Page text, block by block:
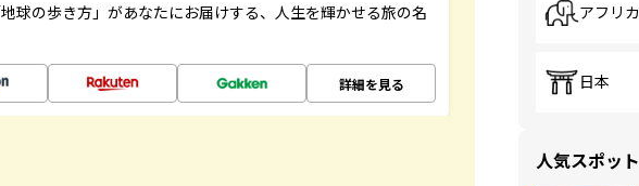
球の歩き方」があなたにお届けする、人生を輝かせる旅の名
詳細を見る
アフリカ
日本
人気スポット